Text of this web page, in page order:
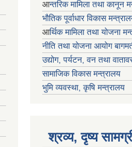
आन्तरिक मामिला तथा कानून
भाैतिक पूर्वाधार विकास
आर्थिक मामिला तथा योजना
नीति तथा योजना आयोग
उद्योग, पर्यटन, वन तथा
सामाजिक विकास मन्त्रालय
भुमि व्यवस्था, कृषि मन्त्रालय
श्रव्य, दृष्य